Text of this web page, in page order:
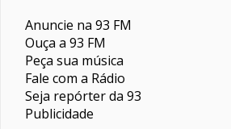
Anuncie na 93 FM
Ouça a 93 FM
Peça sua música
Fale com a Rádio
Seja repórter da 93
Publicidade